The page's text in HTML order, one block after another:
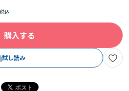
購入する
試し読み